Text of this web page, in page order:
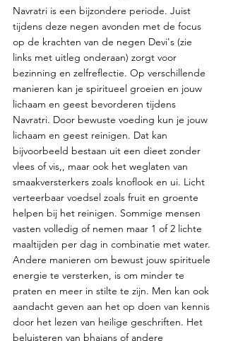
Navratri is een bijzondere periode. Juist
tijdens deze negen avonden met de focus
op de krachten van de negen Devi's (zie
links met uitleg onderaan) zorgt voor
bezinning en zelfreflectie. Op verschillende
manieren kan je spiritueel groeien en jouw
lichaam en geest bevorderen tijdens
Navratri. Door bewuste voeding kun je jouw
lichaam en geest reinigen. Dat kan
bijvoorbeeld bestaan uit een dieet zonder
vlees of vis,, maar ook het weglaten van
smaakversterkers zoals knoflook en ui. Licht
verteerbaar voedsel zoals fruit en groente
helpen bij het reinigen. Sommige mensen
vasten volledig of nemen maar 1 of 2 lichte
maaltijden per dag in combinatie met water.
Andere manieren om bewust jouw spirituele
energie te versterken, is om minder te
praten en meer in stilte te zijn. Men kan ook
aandacht geven aan het op doen van kennis
door het lezen van heilige geschriften. Het
beluisteren van bhajans of andere